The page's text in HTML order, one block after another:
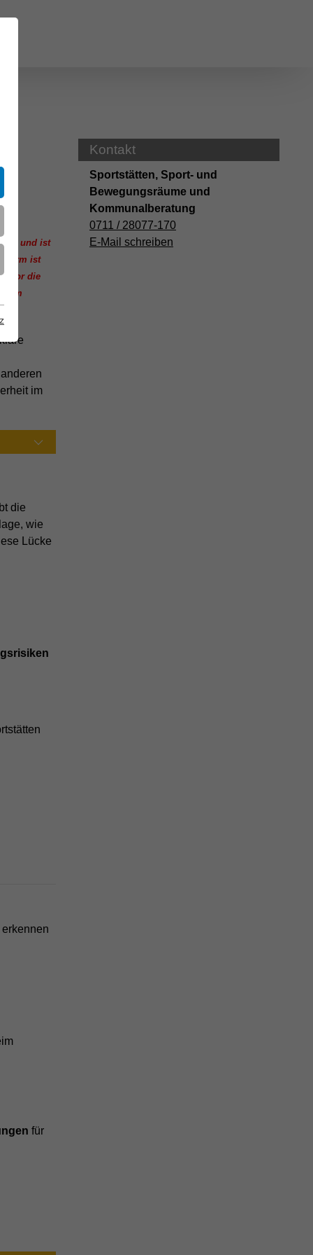
und ist
Norm ist
vor die
im
die
wie
Lücke
für
Kontakt
Sportstätten, Sport- und
Bewegungsräume und
Kommunalberatung
0711 / 28077-170
E-Mail schreiben